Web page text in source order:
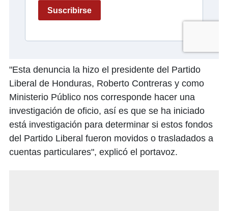
"Esta denuncia la hizo el presidente del Partido
Liberal de Honduras, Roberto Contreras y como
Ministerio Público nos corresponde hacer una
investigación de oficio, así es que se ha iniciado
está investigación para determinar si estos fondos
del Partido Liberal fueron movidos o trasladados a
cuentas particulares", explicó el portavoz.